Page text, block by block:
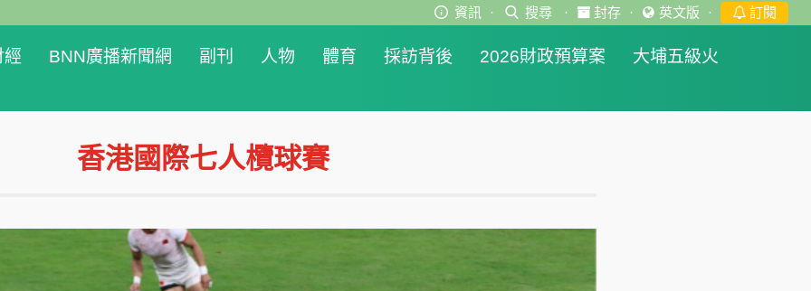
資訊 · 搜尋 · 封存 · 英文版 · 訂閱
經 BNN廣播新聞網 副刊 人物 體育 採訪背後 2026財政預算案 大埔五級火
香港國際七人欖球賽